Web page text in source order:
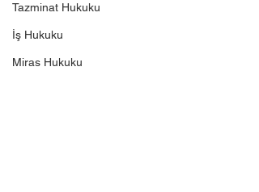
Tazminat Hukuku
İş Hukuku
Miras Hukuku